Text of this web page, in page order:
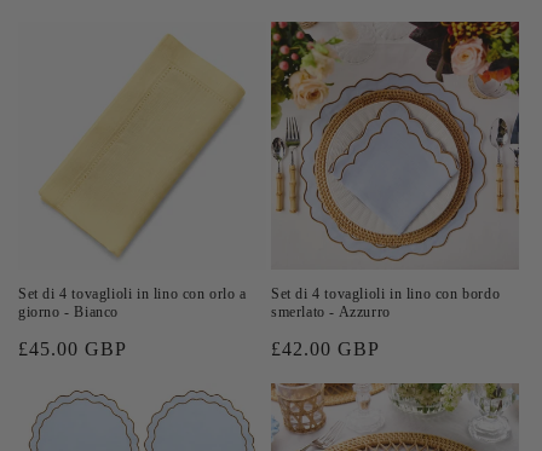
listino
Set di 4 tovaglioli in lino con orlo a
giorno - Bianco
Prezzo
listino
£45.00 GBP
Set di 4 tovaglioli in lino con bordo
smerlato - Azzurro
Prezzo
listino
£42.00 GBP